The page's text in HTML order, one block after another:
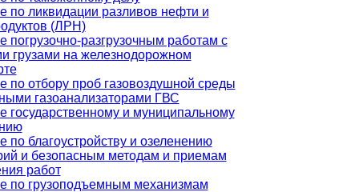
по ликвидации разливов нефти и
(ЛРН)
погрузочно-разгрузочным работам с
грузами на железнодорожном
по отбору проб газовоздушной среды
газоанализаторами ГВС
государственному и муниципальному
по благоустройству и озеленению
и безопасным методам и приемам
работ
по грузоподъемным механизмам